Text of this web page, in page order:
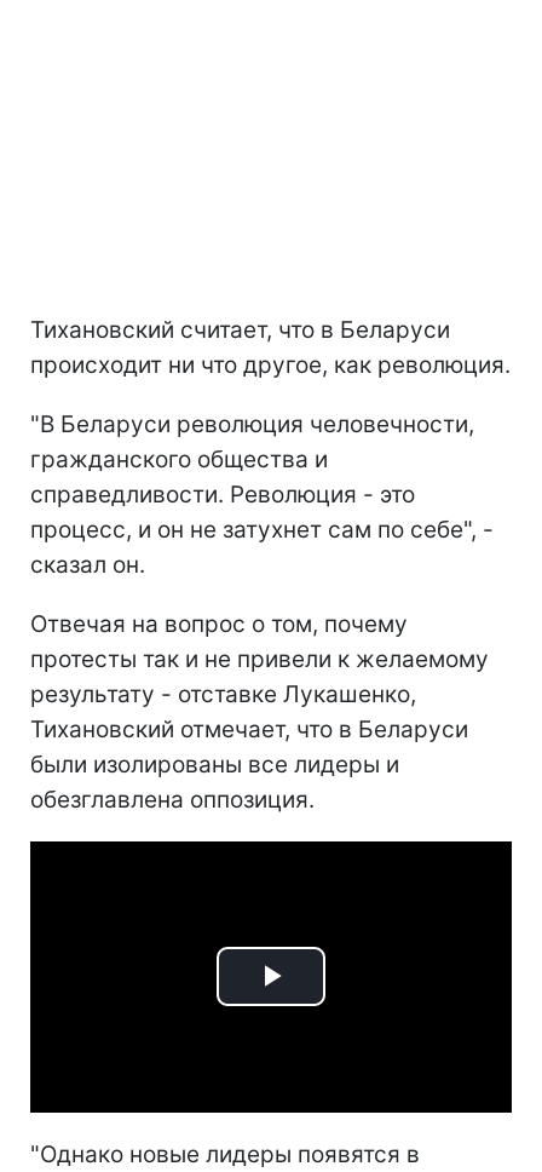
Тихановский считает, что в Беларуси
происходит ни что другое, как революция.
"В Беларуси революция человечности,
гражданского общества и
справедливости. Революция - это
процесс, и он не затухнет сам по себе", -
сказал он.
Отвечая на вопрос о том, почему
протесты так и не привели к желаемому
результату - отставке Лукашенко,
Тихановский отмечает, что в Беларуси
были изолированы все лидеры и
обезглавлена оппозиция.
Play
"Однако новые лидеры появятся в